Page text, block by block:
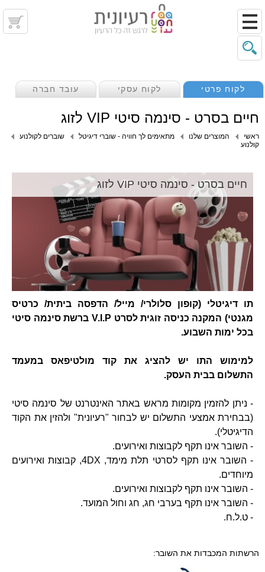
לקוח פרטי לקוח עסקי עובד חברה
חיים בסרט - סינמה סיטי VIP לזוג
ראשי המוצרים שלנו מתאימים לך חוויה - שוברי דיגיטל
שוברים לקולנוע
קולנוע
חיים בסרט - סינמה סיטי VIP לזוג
תו דיגיטלי (קופון סלולרי/ מייל/ הדפסה ביתית/ כרטיס
מגנטי) המקנה כניסה זוגית לסרט V.I.P ברשת סינמה סיטי
בכל ימות השבוע.
למימוש התו יש להציג את קוד מולטיפאס במעמד
התשלום בבית העסק.
- ניתן להזמין מקומות מראש באתר האינטרנט של סינמה סיטי
(בבחירת אמצעי התשלום יש לבחור "רעיונית" ולהזין את הקוד
הדיגיטלי).
- השובר אינו תקף לקבוצות ואירועים.
- השובר אינו תקף לסרטי תלת מימד, 4DX, קבוצות ואירועים
מיוחדים.
- השובר אינו תקף לקבוצות ואירועים.
- השובר אינו תקף בערבי חג, חג וחול המועד.
- ט.ל.ח.
הרשתות המכבדות את השובר: